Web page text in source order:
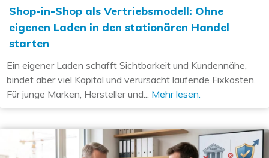
Shop-in-Shop als Vertriebsmodell: Ohne
eigenen Laden in den stationären Handel
starten
Ein eigener Laden schafft Sichtbarkeit und Kundennähe,
bindet aber viel Kapital und verursacht laufende Fixkosten.
Für junge Marken, Hersteller und... Mehr lesen.